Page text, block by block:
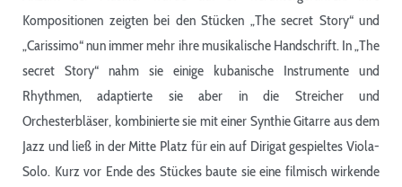
Kompositionen zeigten bei den Stücken „The secret Story“ und
„Carissimo“ nun immer mehr ihre musikalische Handschrift. In „The
secret Story“ nahm sie einige kubanische Instrumente und
Rhythmen, adaptierte sie aber in die Streicher und
Orchesterbläser, kombinierte sie mit einer Synthie Gitarre aus dem
Jazz und ließ in der Mitte Platz für ein auf Dirigat gespieltes Viola-
Solo. Kurz vor Ende des Stückes baute sie eine filmisch wirkende